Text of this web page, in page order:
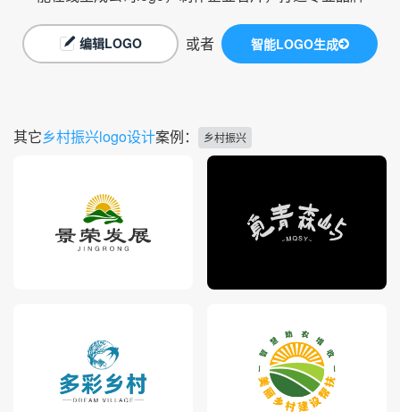
编辑LOGO 或者 智能LOGO生成
其它乡村振兴logo设计案例： 乡村振兴